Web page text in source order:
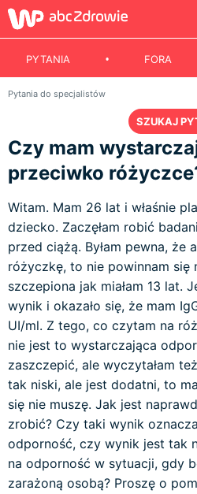
PYTANIA FORA
Pytania do specjalistów
SZUKAJ
Czy mam
przeciwko
Witam. Mam 26 lat i właśnie
dziecko. Zaczęłam robić
przed ciążą. Byłam pewna, że
różyczkę, to nie powinnam się
szczepiona jak miałam 13 lat.
wynik i okazało się, że mam
UI/ml. Z tego, co czytam na
nie jest to wystarczająca
zaszczepić, ale wyczytałam
tak niski, ale jest dodatni, to
się nie muszę. Jak jest
zrobić? Czy taki wynik
odporność, czy wynik jest tak
na odporność w sytuacji, gdy
zarażoną osobą? Proszę o